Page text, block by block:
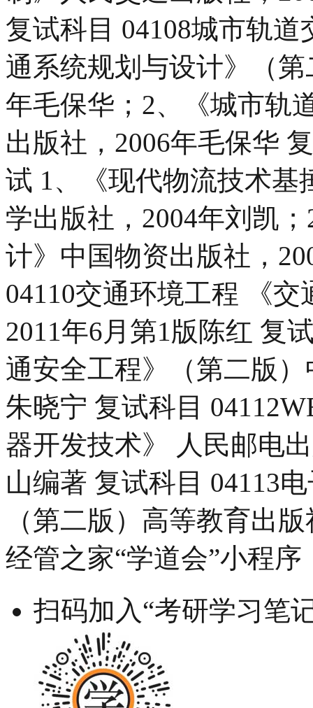
复试科目 04108城市轨
通系统规划与设计》（
年毛保华；2、《城市轨
出版社，2006年毛保华
试 1、《现代物流技术基
学出版社，2004年刘凯
计》中国物资出版社，
04110交通环境工程 《
2011年6月第1版陈红 复
通安全工程》（第二版
朱晓宁 复试科目
器开发技术》 人民邮电
山编著 复试科目 04113
（第二版）高等教育出
经管之家“学道会”小程序
扫码加入“考研学习笔